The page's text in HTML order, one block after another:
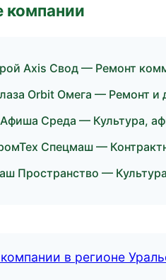
компании
Axis Свод — Ремонт
Orbit Омега — Ремонт и
Среда — Культура,
Спецмаш —
Пространство —
в регионе